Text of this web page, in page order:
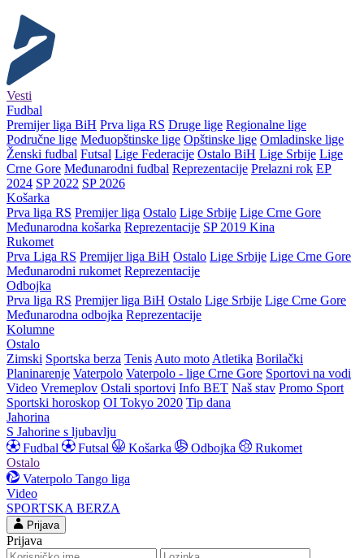
Vesti
Fudbal
Premijer liga BiH Prva liga RS Druge lige Regionalne lige
Područne lige Međuopštinske lige Opštinske lige Omladinske lige
Ženski fudbal Futsal Lige Federacije Ostalo BiH Lige Srbije Lige
Crne Gore Međunarodni fudbal Reprezentacije Prelazni rok EP
2024 SP 2022 SP 2026
Košarka
Prva liga RS Premijer liga Ostalo Lige Srbije Lige Crne Gore
Međunarodna košarka Reprezentacije SP 2019 Kina
Rukomet
Prva Liga RS Premijer liga BiH Ostalo Lige Srbije Lige Crne Gore
Međunarodni rukomet Reprezentacije
Odbojka
Prva liga RS Premijer liga BiH Ostalo Lige Srbije Lige Crne Gore
Međunarodna odbojka Reprezentacije
Kolumne
Ostalo
Zimski Sportska berza Tenis Auto moto Atletika Borilački
Planinarenje Vaterpolo Vaterpolo - lige Crne Gore Sportovi na vodi
Video Vremeplov Ostali sportovi Info BET Naš stav Promo Sport
Sportski horoskop OI Tokyo 2020 Tip dana
Jahorina
S Jahorine s ljubavlju
Fudbal
Futsal Košarka Odbojka
Rukomet
Ostalo
Vaterpolo Tango liga
Video
SPORTSKA BERZA
Prijava
Prijava